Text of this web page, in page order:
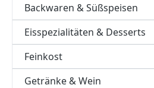
Backwaren & Süßspeisen
Eisspezialitäten & Desserts
Feinkost
Getränke & Wein